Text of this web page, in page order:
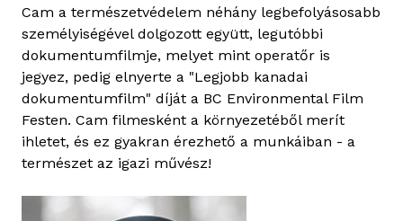
Cam a természetvédelem néhány legbefolyásosabb
személyiségével dolgozott együtt, legutóbbi
dokumentumfilmje, melyet mint operatőr is
jegyez, pedig elnyerte a "Legjobb kanadai
dokumentumfilm" díját a BC Environmental Film
Festen. Cam filmesként a környezetéből merít
ihletet, és ez gyakran érezhető a munkáiban - a
természet az igazi művész!